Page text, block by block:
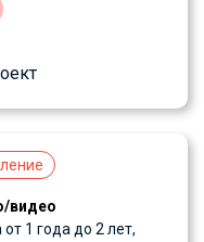
видео
1 года до 2 лет,